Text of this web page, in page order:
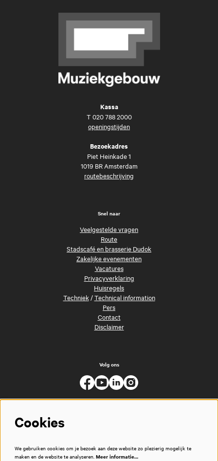
Kassa
T 020 788 2000
openingstijden
Bezoekadres
Piet Heinkade 1
1019 BR Amsterdam
routebeschrijving
Snel naar
Veelgestelde vragen
Route
Stadscafé en brasserie Dudok
Zakelijke evenementen
Vacatures
Privacyverklaring
Huisregels
Techniek/Technical information
Pers
Contact
Disclaimer
Volg ons
Cookies
We gebruiken cookies om je bezoek aan deze website zo plezierig mogelijk te
maken en de website te analyseren. Meer informatie…